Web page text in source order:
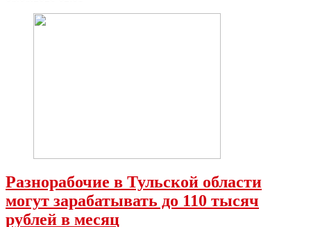
Разнорабочие в Тульской области
могут зарабатывать до 110 тысяч
рублей в месяц